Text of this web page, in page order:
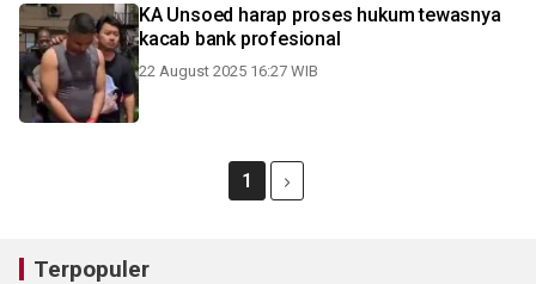
KA Unsoed harap proses hukum tewasnya
kacab bank profesional
22 August 2025 16:27 WIB
1
Terpopuler